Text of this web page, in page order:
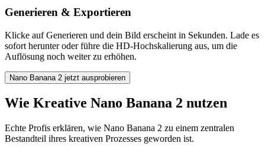
Generieren & Exportieren
Klicke auf Generieren und dein Bild erscheint in Sekunden. Lade es
sofort herunter oder führe die HD-Hochskalierung aus, um die
Auflösung noch weiter zu erhöhen.
Nano Banana 2 jetzt ausprobieren
Wie Kreative Nano Banana 2 nutzen
Echte Profis erklären, wie Nano Banana 2 zu einem zentralen
Bestandteil ihres kreativen Prozesses geworden ist.